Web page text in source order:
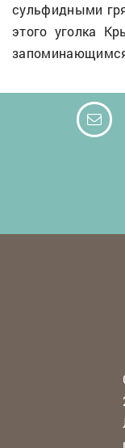
сульфидными
этого уголка